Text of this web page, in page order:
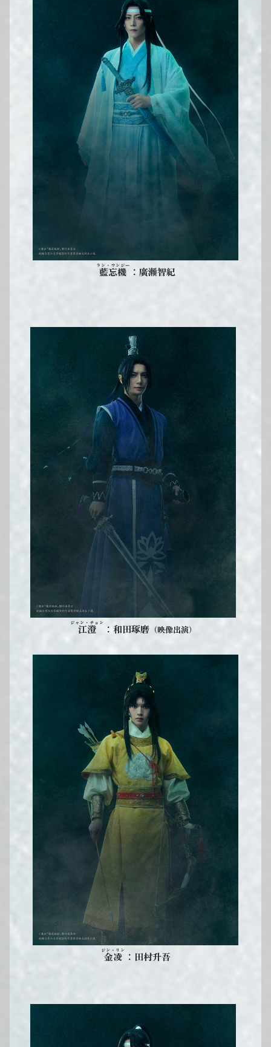
藍忘機
ラン・ワンジー ：廣瀬智紀
江澄
ジャン・チョン ：和田琢磨（映像出演）
金凌
ジン・リン ：田村升吾